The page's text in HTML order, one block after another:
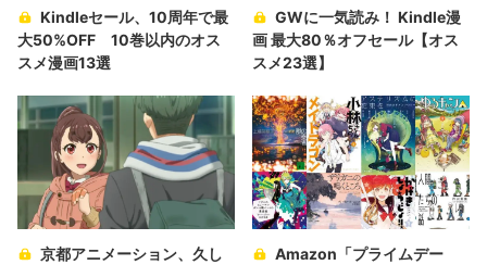
Kindleセール、10周年で最
大50%OFF 10巻以内のオス
スメ漫画13選
GWに一気読み！ Kindle漫
画 最大80％オフセール【オス
スメ23選】
京都アニメーション、久し
Amazon「プライムデー